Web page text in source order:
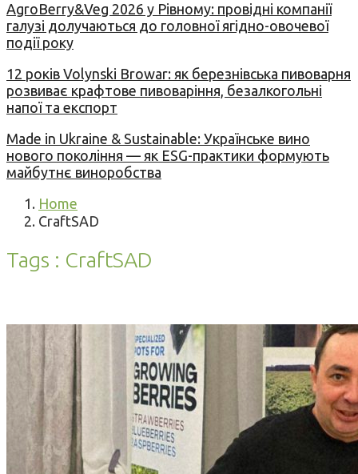
AgroBerry&Veg 2026 у Рівному: провідні компанії
галузі долучаються до головної ягідно-овочевої
події року
12 років Volynski Browar: як березнівська пивоварня
розвиває крафтове пивоваріння, безалкогольні
напої та експорт
Made in Ukraine & Sustainable: Українське вино
нового покоління — як ESG-практики формують
майбутнє виноробства
Home
CraftSAD
Tags : CraftSAD